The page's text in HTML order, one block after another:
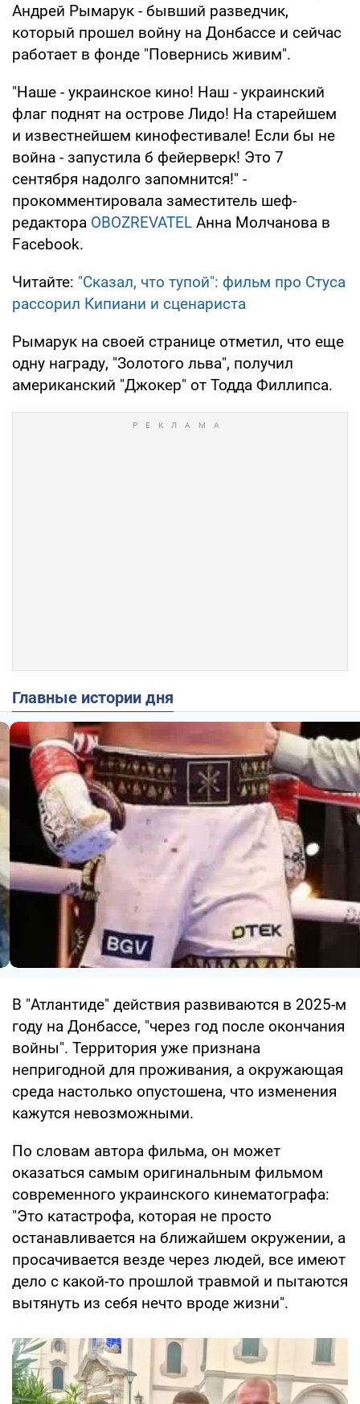
Андрей Рымарук - бывший разведчик,
который прошел войну на Донбассе и сейчас
работает в фонде "Повернись живим".
"Наше - украинское кино! Наш - украинский
флаг поднят на острове Лидо! На старейшем
и известнейшем кинофестивале! Если бы не
война - запустила б фейерверк! Это 7
сентября надолго запомнится!" -
прокомментировала заместитель шеф-
редактора OBOZREVATEL Анна Молчанова в
Facebook.
Читайте: "Сказал, что тупой": фильм про Стуса
рассорил Кипиани и сценариста
Рымарук на своей странице отметил, что еще
одну награду, "Золотого льва", получил
американский "Джокер" от Тодда Филлипса.
Главные истории дня
В "Атлантиде" действия развиваются в 2025-м
году на Донбассе, "через год после окончания
войны". Территория уже признана
непригодной для проживания, а окружающая
среда настолько опустошена, что изменения
кажутся невозможными.
По словам автора фильма, он может
оказаться самым оригинальным фильмом
современного украинского кинематографа:
"Это катастрофа, которая не просто
останавливается на ближайшем окружении, а
просачивается везде через людей, все имеют
дело с какой-то прошлой травмой и пытаются
вытянуть из себя нечто вроде жизни".